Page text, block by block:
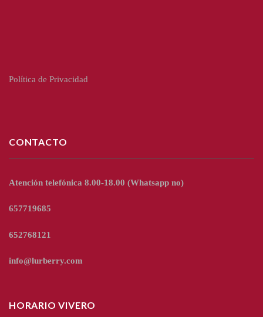
Política de Privacidad
CONTACTO
Atención telefónica 8.00-18.00 (Whatsapp no)
657719685
652768121
info@lurberry.com
HORARIO VIVERO